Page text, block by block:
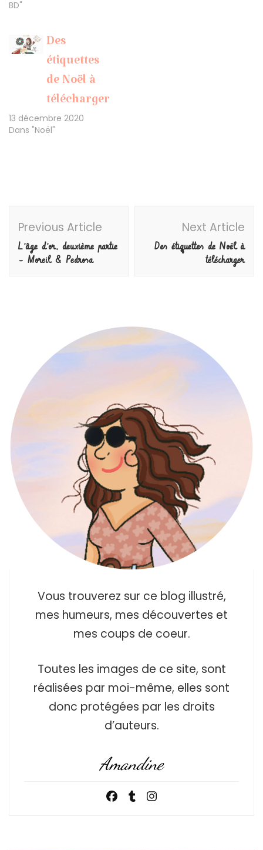
BD"
Des
étiquettes
de Noël à
télécharger
13 décembre 2020
Dans "Noël"
Navigation
Previous Article
L’âge d’or, deuxième partie
– Moreil & Pedrosa
Next Article
Des étiquettes de Noël à
télécharger
Vous trouverez sur ce blog illustré,
mes humeurs, mes découvertes et
mes coups de coeur.
Toutes les images de ce site, sont
réalisées par moi-même, elles sont
donc protégées par les droits
d’auteurs.
Amandine